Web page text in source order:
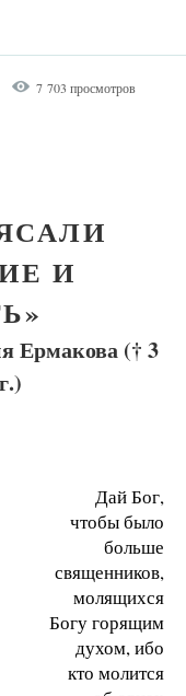
7 703 просмотров
И
Ермакова († 3
Дай Бог,
чтобы было
больше
священников,
молящихся
Богу горящим
духом, ибо
кто молится